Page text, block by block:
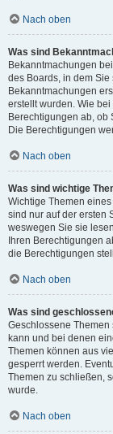
Nach oben
Was sind
Bekanntmachungen
des Boards, in dem
Bekanntmachungen
erstellt wurden. Wie
Berechtigungen ab, ob
Die Berechtigungen
Nach oben
Was sind wichtige
Wichtige Themen
sind nur auf der ersten
weswegen Sie sie
Ihren Berechtigungen
die Berechtigungen
Nach oben
Was sind
Geschlossene
kann und bei denen
Themen können aus
gesperrt werden.
Themen zu schließen,
wurde.
Nach oben